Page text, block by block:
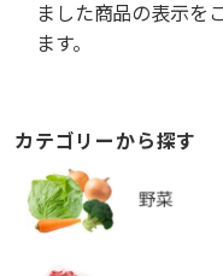
ました商品の表示を
ます。
カテゴリーから探す